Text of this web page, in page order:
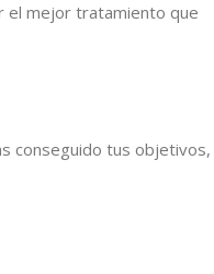
el mejor tratamiento que
conseguido tus objetivos,